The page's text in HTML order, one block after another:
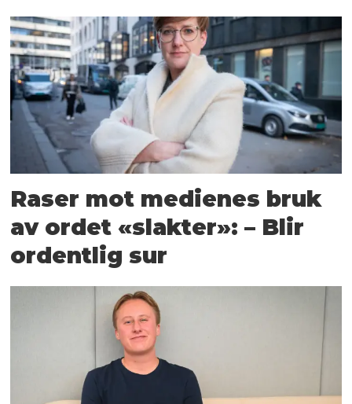
Raser mot medienes bruk
av ordet «slakter»: – Blir
ordentlig sur